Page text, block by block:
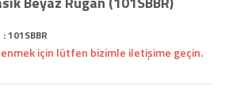
101SBBR
için lütfen bizimle iletişime geçin.